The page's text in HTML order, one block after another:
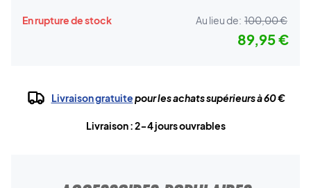
En rupture de stock Au lieu de: 100,00 €
89,95 €
Livraison gratuitepour les achats supérieurs à 60 €
Livraison : 2-4 jours ouvrables